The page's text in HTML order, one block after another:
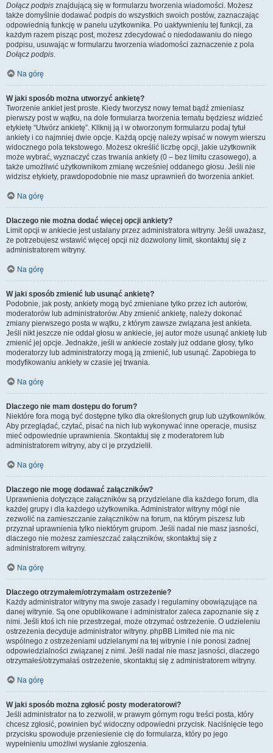
Dołącz podpis znajdującą się w formularzu tworzenia wiadomości. Możesz
także domyślnie dodawać podpis do wszystkich swoich postów, zaznaczając
odpowiednią funkcję w panelu użytkownika. Po uaktywnieniu tej funkcji, za
każdym razem pisząc post, możesz zdecydować o niedodawaniu do niego
podpisu, usuwając w formularzu tworzenia wiadomości zaznaczenie z pola
Dołącz podpis.
Na górę
W jaki sposób można utworzyć ankietę?
Tworzenie ankiet jest proste. Kiedy tworzysz nowy temat bądź zmieniasz
pierwszy post w wątku, na dole formularza tworzenia tematu będziesz widzieć
etykietę “Utwórz ankietę”. Kliknij ją i w otworzonym formularzu podaj tytuł
ankiety i co najmniej dwie opcje. Każdą opcję należy wpisać w nowym wierszu
widocznego pola tekstowego. Możesz określić liczbę opcji, jakie użytkownik
może wybrać, wyznaczyć czas trwania ankiety (0 – bez limitu czasowego), a
także umożliwić użytkownikom zmianę wcześniej oddanego głosu. Jeśli nie
widzisz etykiety, prawdopodobnie nie masz uprawnień do tworzenia ankiet.
Na górę
Dlaczego nie można dodać więcej opcji ankiety?
Limit opcji w ankiecie jest ustalany przez administratora witryny. Jeśli uważasz,
że potrzebujesz wstawić więcej opcji niż dozwolony limit, skontaktuj się z
administratorem witryny.
Na górę
W jaki sposób zmienić lub usunąć ankietę?
Podobnie, jak posty, ankiety mogą być zmieniane tylko przez ich autorów,
moderatorów lub administratorów. Aby zmienić ankietę, należy dokonać
zmiany pierwszego posta w wątku, z którym zawsze związana jest ankieta.
Jeśli nikt jeszcze nie oddał głosu w ankiecie, jej autor może usunąć ankietę lub
zmienić jej opcje. Jednakże, jeśli w ankiecie zostały już oddane głosy, tylko
moderatorzy lub administratorzy mogą ją zmienić, lub usunąć. Zapobiega to
modyfikowaniu ankiety w czasie jej trwania.
Na górę
Dlaczego nie mam dostępu do forum?
Niektóre fora mogą być dostępne tylko dla określonych grup lub użytkowników.
Aby przeglądać, czytać, pisać na nich lub wykonywać inne operacje, musisz
mieć odpowiednie uprawnienia. Skontaktuj się z moderatorem lub
administratorem witryny, aby ci je przydzielił.
Na górę
Dlaczego nie mogę dodawać załączników?
Uprawnienia dotyczące załączników są przydzielane dla każdego forum, dla
każdej grupy i dla każdego użytkownika. Administrator witryny mógł nie
zezwolić na zamieszczanie załączników na forum, na którym piszesz lub
przyznał uprawnienia tylko niektórym grupom. Jeśli nadal nie masz jasności,
dlaczego nie możesz zamieszczać załączników, skontaktuj się z
administratorem witryny.
Na górę
Dlaczego otrzymałem/otrzymałam ostrzeżenie?
Każdy administrator witryny ma swoje zasady i regulaminy obowiązujące na
danej witrynie. Są one opublikowane i administrator zaleca zapoznanie się z
nimi. Jeśli ktoś ich nie przestrzegał, może otrzymać ostrzeżenie. O udzieleniu
ostrzeżenia decyduje administrator witryny. phpBB Limited nie ma nic
wspólnego z ostrzeżeniami udzielanymi na tej witrynie i nie ponosi żadnej
odpowiedzialności związanej z nimi. Jeśli nadal nie masz jasności, dlaczego
otrzymałeś/otrzymałaś ostrzeżenie, skontaktuj się z administratorem witryny.
Na górę
W jaki sposób można zgłosić posty moderatorowi?
Jeśli administrator na to zezwolił, w prawym górnym rogu treści posta, który
chcesz zgłosić, powinien być widoczny odpowiedni przycisk. Naciśnięcie tego
przycisku spowoduje przeniesienie cię do formularza, który po jego
wypełnieniu umożliwi wysłanie zgłoszenia.